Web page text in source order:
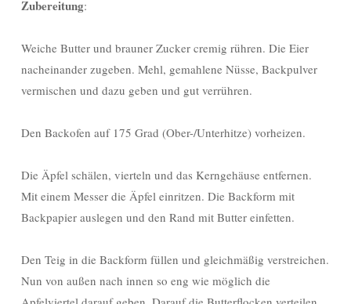
Zubereitung:
Weiche Butter und brauner Zucker cremig rühren. Die Eier
nacheinander zugeben. Mehl, gemahlene Nüsse, Backpulver
vermischen und dazu geben und gut verrühren.
Den Backofen auf 175 Grad (Ober-/Unterhitze) vorheizen.
Die Äpfel schälen, vierteln und das Kerngehäuse entfernen.
Mit einem Messer die Äpfel einritzen. Die Backform mit
Backpapier auslegen und den Rand mit Butter einfetten.
Den Teig in die Backform füllen und gleichmäßig verstreichen.
Nun von außen nach innen so eng wie möglich die